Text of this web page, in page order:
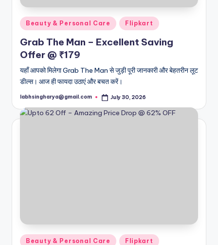
Posted
in
Beauty & Personal Care Flipkart
Grab The Man – Excellent Saving
Offer @ ₹179
यहाँ आपको मिलेगा Grab The Man से जुड़ी पूरी जानकारी और बेहतरीन लूट
डील्स। आज ही फायदा उठाएं और बचत करें।
Posted
labhsingharya@gmail.com July 30, 2026
Posted
Beauty & Personal Care Flipkart